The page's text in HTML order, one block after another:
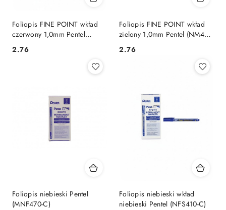
Foliopis FINE POINT wkład
czerwony 1,0mm Pentel
Cena:
2.76
Foliopis FINE POINT wkład
zielony 1,0mm Pentel (NM470-
Cena:
2.76
Foliopis niebieski Pentel
(MNF470-C)
Foliopis niebieski wkład
niebieski Pentel (NFS410-C)